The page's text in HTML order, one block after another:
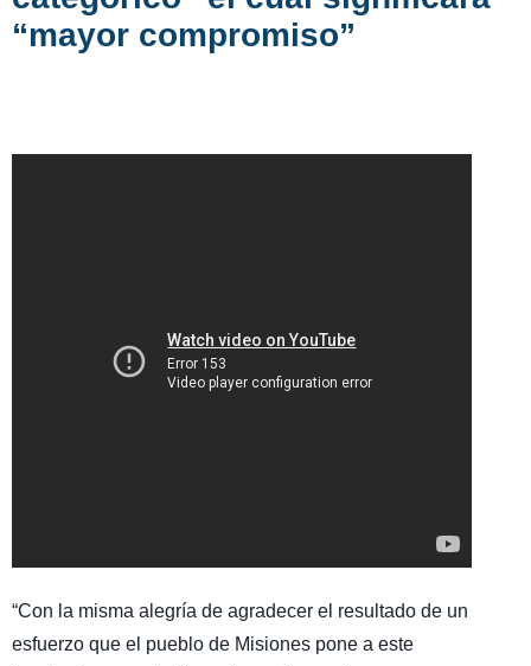
“mayor compromiso”
“Con la misma alegría de agradecer el resultado de un
esfuerzo que el pueblo de Misiones pone a este